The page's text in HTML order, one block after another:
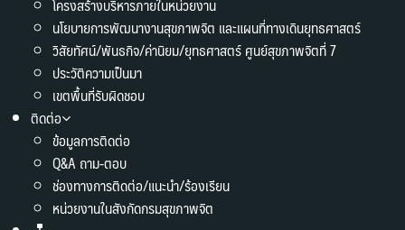
นโยบายการพัฒนางานสุขภาพจิต และแผนที่ทางเดินยุทธศาสตร์
วิสัยทัศน์/พันธกิจ/ค่านิยม/ยุทธศาสตร์ ศูนย์สุขภาพจิตที่ 7
ประวัติความเป็นมา
เขตพื้นที่รับผิดชอบ
ติดต่อ
ข้อมูลการติดต่อ
Q&A ถาม-ตอบ
ช่องทางการติดต่อ/แนะนำ/ร้องเรียน
หน่วยงานในสังกัดกรมสุขภาพจิต